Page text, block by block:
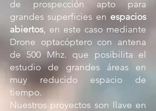
de prospección apto para
grandes superficies en espacios
abiertos, en este caso mediante
Drone optacóptero con antena
de 500 Mhz. que posibilita el
estudio de grandes áreas en
muy reducido espacio de
tiempo.
Nuestros proyectos son llave en